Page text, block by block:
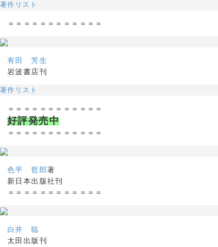
著作リスト
＝＝＝＝＝＝＝＝＝＝＝＝
有田 芳生
岩波書店刊
著作リスト
＝＝＝＝＝＝＝＝＝＝＝＝
好評発売中
＝＝＝＝＝＝＝＝＝＝＝＝
色平 哲郎著
新日本出版社刊
＝＝＝＝＝＝＝＝＝＝＝＝
白井 聡
太田出版刊